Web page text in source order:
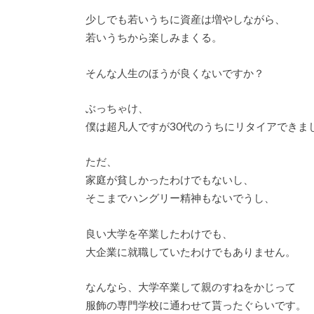
少しでも若いうちに資産は増やしながら、
若いうちから楽しみまくる。
そんな人生のほうが良くないですか？
ぶっちゃけ、
僕は超凡人ですが30代のうちにリタイアできま
ただ、
家庭が貧しかったわけでもないし、
そこまでハングリー精神もないでうし、
良い大学を卒業したわけでも、
大企業に就職していたわけでもありません。
なんなら、大学卒業して親のすねをかじって
服飾の専門学校に通わせて貰ったぐらいです。